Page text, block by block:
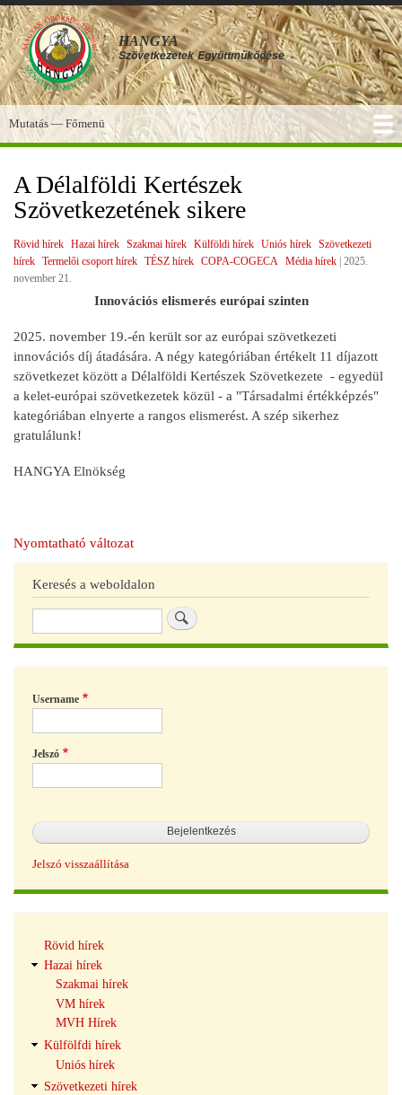
Ugrás
a
tartalomra
HANGYA
Szövetkezetek Együttműködése
Főmenü
Mutatás — Főmenü
A Délalföldi Kertészek
Szövetkezetének sikere
Rövid hírek Hazai hírek Szakmai hírek Külföldi hírek Uniós hírek Szövetkezeti
hírek Termelői csoport hírek TÉSZ hírek COPA-COGECA Média hírek 2025.
november 21.
Innovációs elismerés európai szinten
2025. november 19.-én került sor az európai szövetkezeti
innovációs díj átadására. A négy kategóriában értékelt 11 díjazott
szövetkezet között a Délalföldi Kertészek Szövetkezete - egyedül
a kelet-európai szövetkezetek közül - a "Társadalmi értékképzés"
kategóriában elnyerte a rangos elismerést. A szép sikerhez
gratulálunk!
HANGYA Elnökség
Nyomtatható változat
Keresés a weboldalon
Username
Jelszó
Jelszó visszaállítása
navigáció
Rövid hírek
Hazai hírek
Szakmai hírek
VM hírek
MVH Hírek
Külfölfdi hírek
Uniós hírek
Szövetkezeti hírek